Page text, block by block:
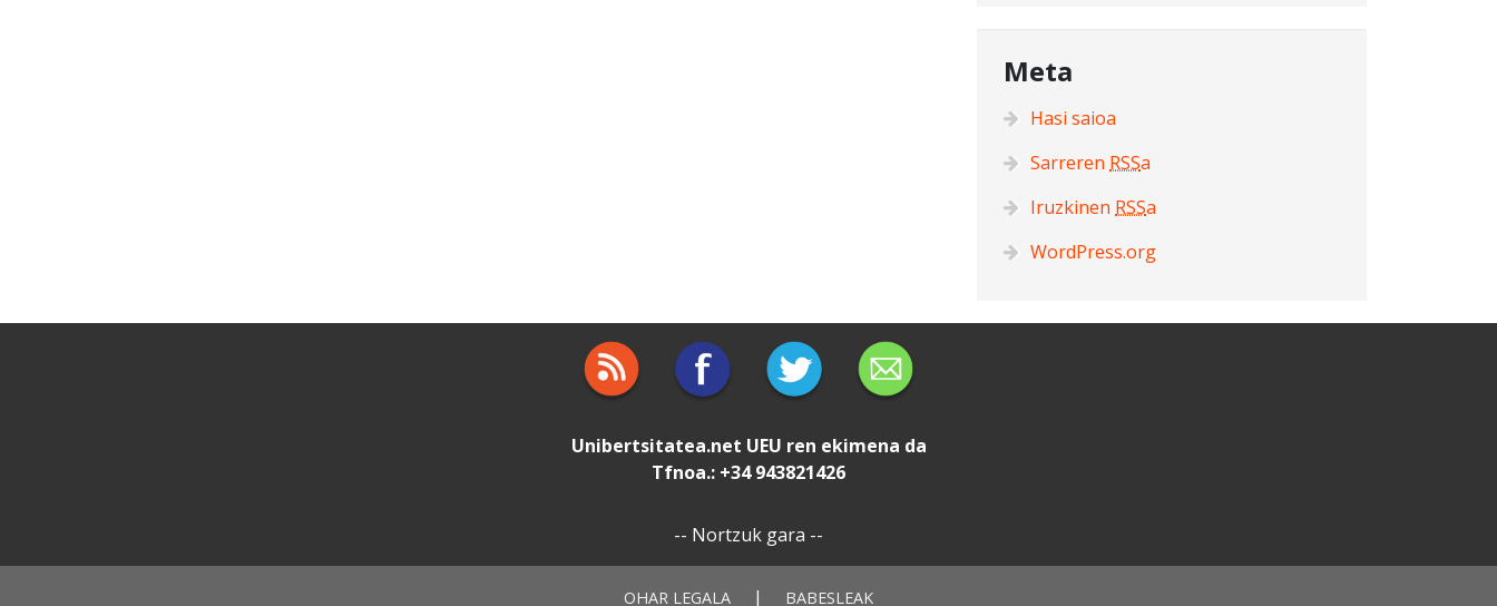
Meta
Hasi saioa
Sarreren RSSa
Iruzkinen RSSa
WordPress.org
Unibertsitatea.net UEU ren ekimena da
Tfnoa.: +34 943821426
-- Nortzuk gara --
OHAR LEGALA | BABESLEAK